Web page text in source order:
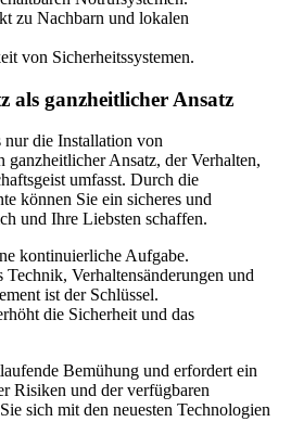
zu Nachbarn und lokalen
von Sicherheitssystemen.
als ganzheitlicher Ansatz
nur die Installation von
ganzheitlicher Ansatz, der Verhalten,
umfasst. Durch die
können Sie ein sicheres und
und Ihre Liebsten schaffen.
kontinuierliche Aufgabe.
Verhaltensänderungen und
ist der Schlüssel.
die Sicherheit und das
Bemühung und erfordert ein
Risiken und der verfügbaren
sich mit den neuesten Technologien